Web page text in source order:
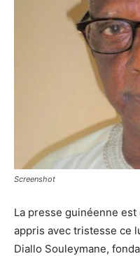
Screenshot
La presse guinéenne
appris avec tristesse ce
Diallo Souleymane,